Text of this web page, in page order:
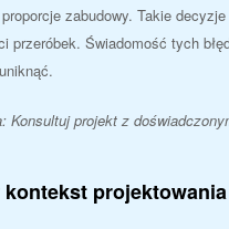
proporcje zabudowy. Takie
przeróbek. Świadomość tych
Konsultuj projekt z